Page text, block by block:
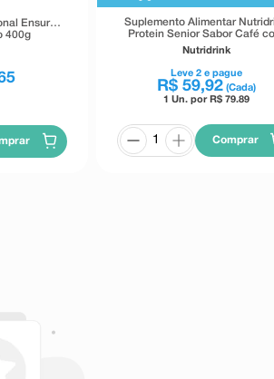
Ensure
400g
Suplemento Alimentar
Protein Senior Sabor Café
Leite 380g
Nutridrink
Leve 2e pague
R$ 59,92 (Cada)
1 Un. por R$ 79.89
Comprar